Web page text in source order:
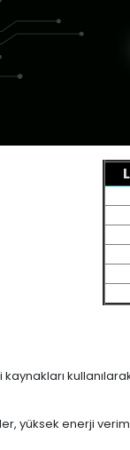
kaynakları
yüksek enerji